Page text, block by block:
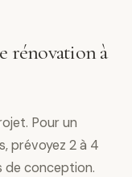
rénovation à
Pour un
prévoyez 2 à 4
de conception.